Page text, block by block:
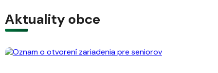
Aktuality obce